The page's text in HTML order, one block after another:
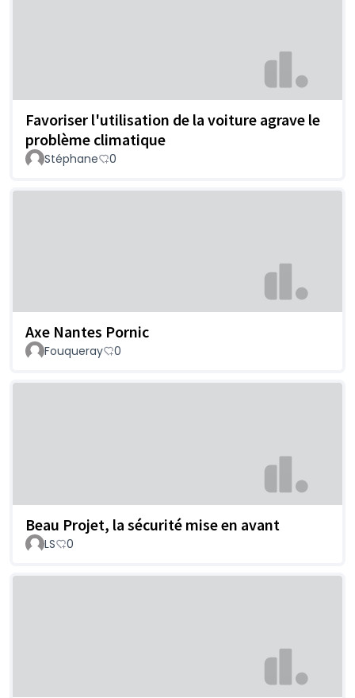
Favoriser l'utilisation de la voiture agrave le
problème climatique
Stéphane 0
Axe Nantes Pornic
Fouqueray 0
Beau Projet, la sécurité mise en avant
LS 0